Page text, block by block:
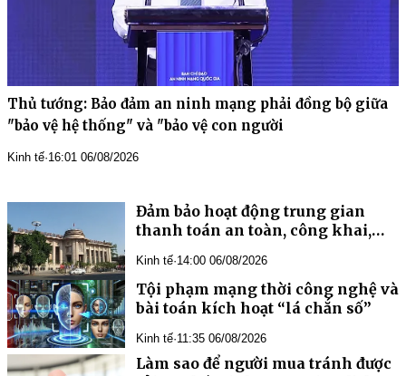
Thủ tướng: Bảo đảm an ninh mạng phải đồng bộ giữa
"bảo vệ hệ thống" và "bảo vệ con người
Kinh tế·16:01 06/08/2026
Đảm bảo hoạt động trung gian
thanh toán an toàn, công khai,
Kinh tế·14:00 06/08/2026
Tội phạm mạng thời công nghệ và
bài toán kích hoạt “lá chắn số”
Kinh tế·11:35 06/08/2026
Làm sao để người mua tránh được